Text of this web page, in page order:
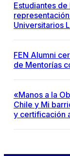
Estudiantes de
Universitarios
FEN Alumni
de Mentorías
«Manos a la
Chile y Mi
y certificación